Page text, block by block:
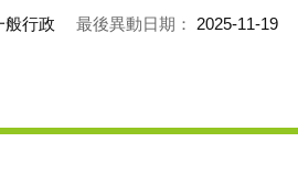
般行政 最後異動日期： 2025-11-19